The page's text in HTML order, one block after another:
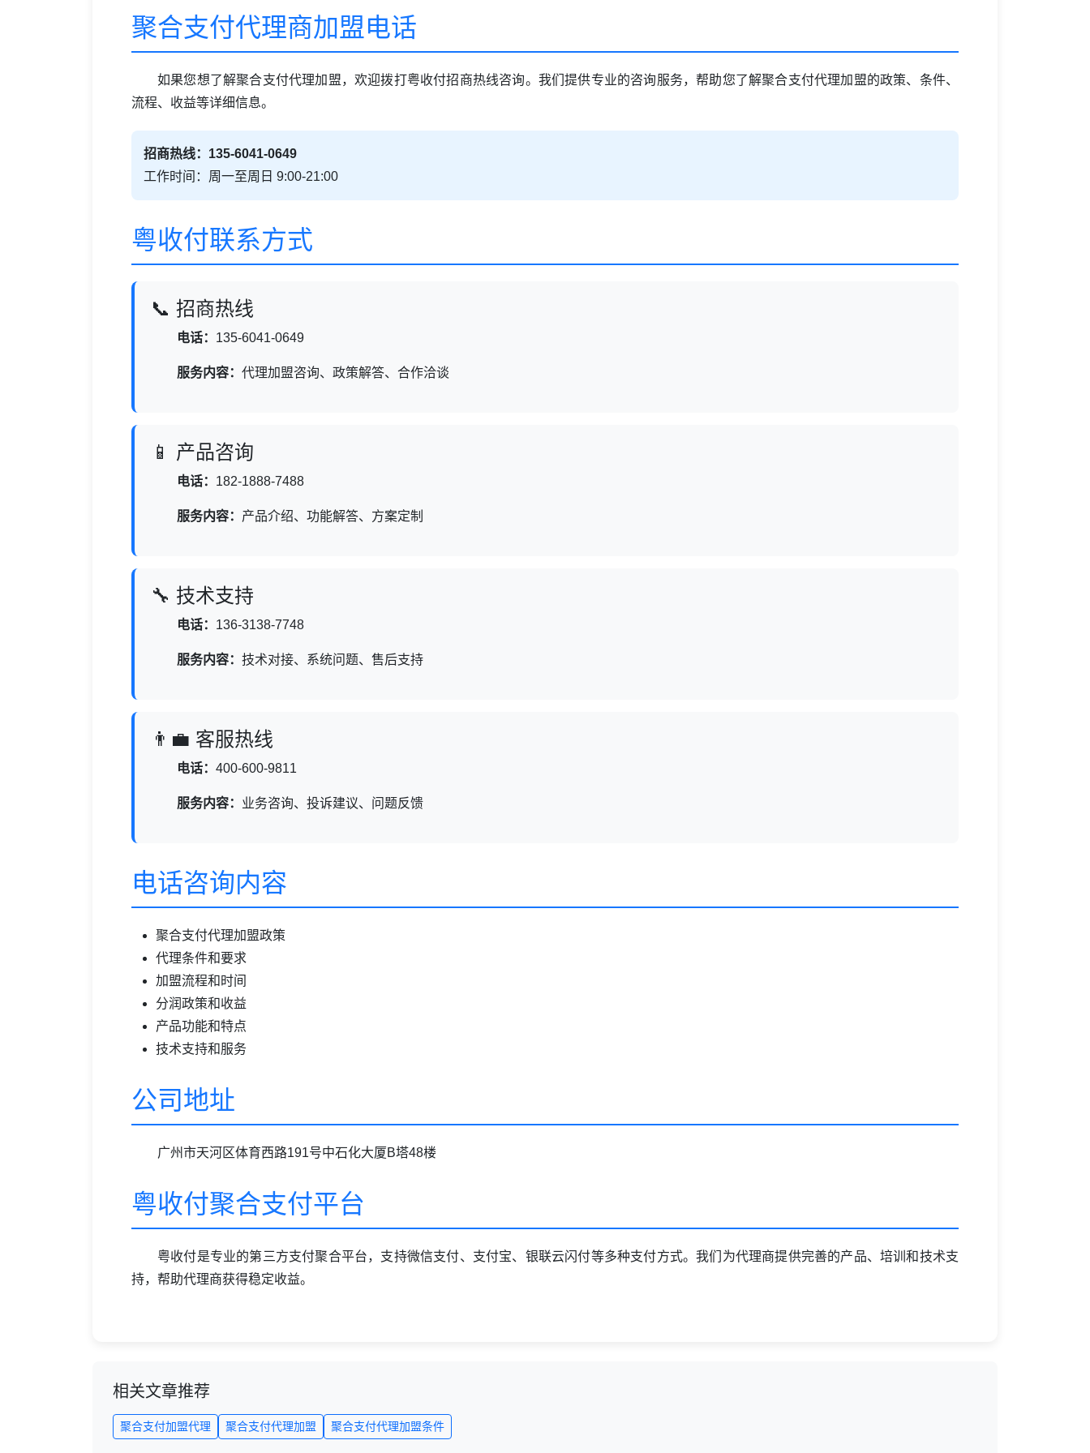
聚合支付代理商加盟电话
如果您想了解聚合支付代理加盟，欢迎拨打粤收付招商热线咨询。我们提供专业的咨询服务，帮助您了解聚合支付代理加盟的政策、条件、
流程、收益等详细信息。
招商热线：135-6041-0649
工作时间：周一至周日 9:00-21:00
粤收付联系方式
📞 招商热线
电话： 135-6041-0649
服务内容： 代理加盟咨询、政策解答、合作洽谈
📱 产品咨询
电话： 182-1888-7488
服务内容： 产品介绍、功能解答、方案定制
🔧 技术支持
电话： 136-3138-7748
服务内容： 技术对接、系统问题、售后支持
👨‍💼 客服热线
电话： 400-600-9811
服务内容： 业务咨询、投诉建议、问题反馈
电话咨询内容
聚合支付代理加盟政策
代理条件和要求
加盟流程和时间
分润政策和收益
产品功能和特点
技术支持和服务
公司地址
广州市天河区体育西路191号中石化大厦B塔48楼
粤收付聚合支付平台
粤收付是专业的第三方支付聚合平台，支持微信支付、支付宝、银联云闪付等多种支付方式。我们为代理商提供完善的产品、培训和技术支
持，帮助代理商获得稳定收益。
相关文章推荐
聚合支付加盟代理 聚合支付代理加盟 聚合支付代理加盟条件